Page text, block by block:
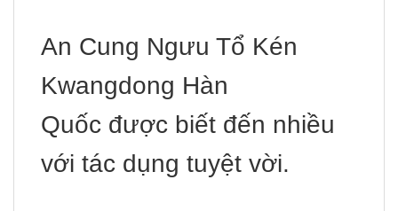
An Cung Ngưu Tổ Kén
Kwangdong Hàn
Quốc được biết đến nhiều
với tác dụng tuyệt vời.